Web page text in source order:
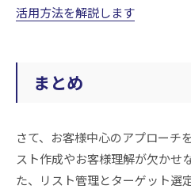
活用方法を解説します
まとめ
さて、お客様中心のアプローチ
スト作成やお客様理解が欠かせ
た、リスト管理とターゲット選